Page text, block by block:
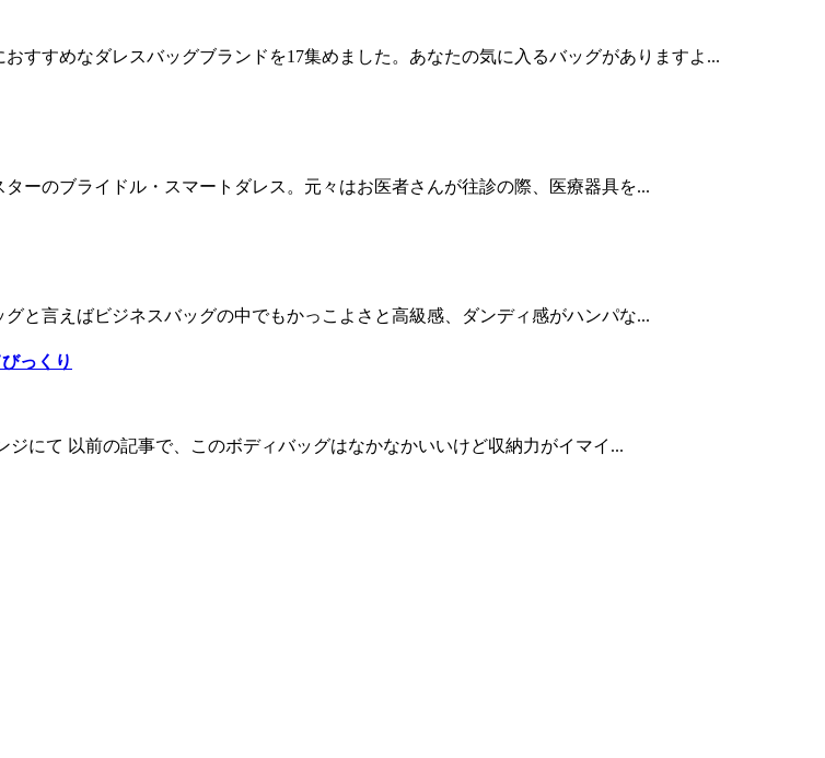
すすめなダレスバッグブランドを17集めました。あなたの気に入るバッグがありますよ...
ーのブライドル・スマートダレス。元々はお医者さんが往診の際、医療器具を...
と言えばビジネスバッグの中でもかっこよさと高級感、ダンディ感がハンパな...
っくり
にて 以前の記事で、このボディバッグはなかなかいいけど収納力がイマイ...